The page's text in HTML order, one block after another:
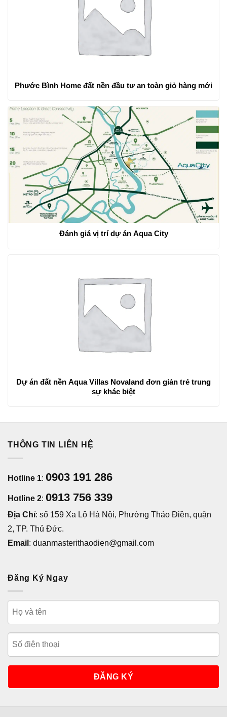
Phước Bình Home đất nền đầu tư an toàn giỏ hàng mới
Đánh giá vị trí dự án Aqua City
Dự án đất nền Aqua Villas Novaland đơn giản trẻ trung
sự khác biệt
THÔNG TIN LIÊN HỆ
Hotline 1: 0903 191 286
Hotline 2: 0913 756 339
Địa Chỉ: số 159 Xa Lộ Hà Nội, Phường Thảo Điền, quận
2, TP. Thủ Đức.
Email : duanmasterithaodien@gmail.com
Đăng Ký Ngay